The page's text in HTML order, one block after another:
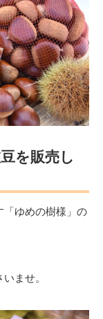
を販売し
「ゆめの樹様」の
ませ。